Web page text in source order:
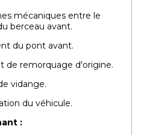
mécaniques entre le
berceau avant.
du pont avant.
de remorquage d'origine.
vidange.
du véhicule.
: